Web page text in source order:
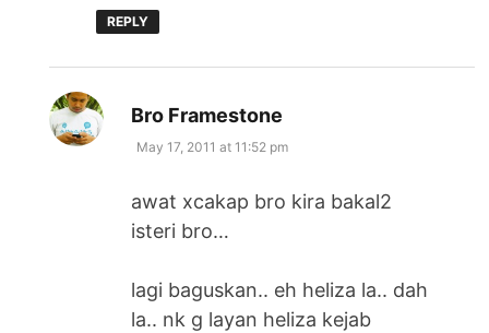
REPLY
Bro Framestone
May 17, 2011 at 11:52 pm
awat xcakap bro kira bakal2
isteri bro…
lagi baguskan.. eh heliza la.. dah
la.. nk g layan heliza kejab